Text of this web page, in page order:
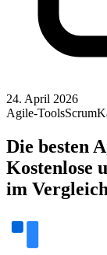
24. April 2026
Agile-ToolsScrum
Die besten
Kostenlose
im Vergleich